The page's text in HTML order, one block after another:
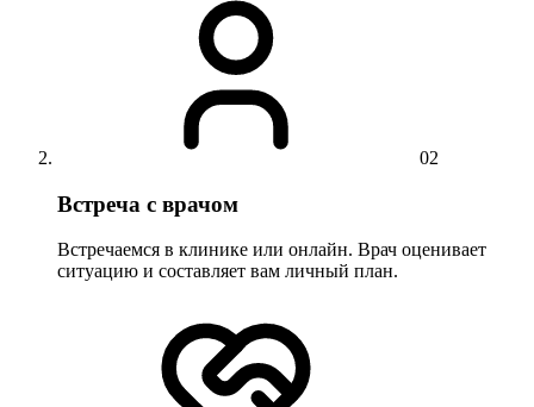
02
Встреча с врачом
Встречаемся в клинике или онлайн. Врач оценивает
ситуацию и составляет вам личный план.